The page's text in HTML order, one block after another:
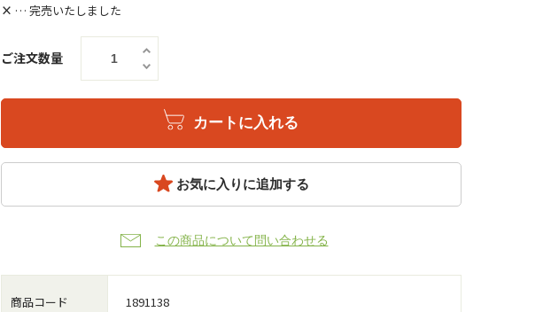
× … 完売いたしました
ご注文数量
カートに入れる
お気に入りに追加する
この商品について問い合わせる
商品コード 1891138